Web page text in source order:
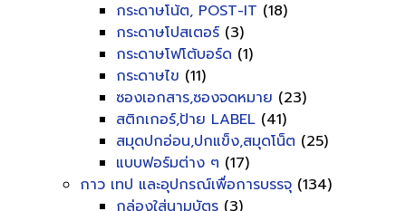
กระดาษโน้ต, POST-IT (18)
กระดาษโปสเตอร์ (3)
กระดาษโฟโต้บอร์ด (1)
กระดาษไข (11)
ซองเอกสาร,ซองจดหมาย (23)
สติกเกอร์,ป้าย LABEL (41)
สมุดปกอ่อน,ปกแข็ง,สมุดโน็ต (25)
แบบฟอร์มต่าง ๆ (17)
กาว เทป และอุปกรณ์เพื่อการบรรจุ (134)
กล่องใส่นามบัตร (3)